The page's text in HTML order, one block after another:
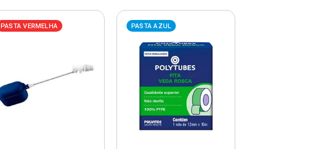
PASTA VERMELHA PASTA AZUL